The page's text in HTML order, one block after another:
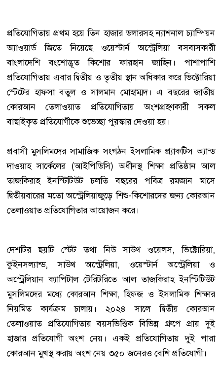
প্রতিযোগিতায় প্রথম হয়ে তিন হাজার ডলারসহ ন্যাশনাল চ্যাম্পিয়ন
অ্যাওয়ার্ড জিতে নিয়েছে ওয়েস্টার্ন অস্ট্রেলিয়া বসবাসকারী
বাংলাদেশি বংশোদ্ভূত কিশোর ফারহান জাহিন। পাশাপাশি
প্রতিযোগিতায় এবার দ্বিতীয় ও তৃতীয় স্থান অধিকার করে ভিক্টোরিয়া
স্টেটের হাফসা বতুল ও সালমান মোহাম্মদ। এ বছরের জাতীয়
কোরআন তেলাওয়াত প্রতিযোগিতায় অংশগ্রহণকারী সকল
বাছাইকৃত প্রতিযোগীকে শুভেচ্ছা পুরস্কার দেওয়া হয়।
প্রবাসী মুসলিমদের সামাজিক সংগঠন ইসলামিক প্র্যাকটিস অ্যান্ড
দাওয়াহ সার্কেলের (আইপিডিসি) অধীনস্থ শিক্ষা প্রতিষ্ঠান আল
তাজকিরাহ ইনস্টিটিউট চলতি বছরের পবিত্র রমজান মাসে
দ্বিতীয়বারের মতো অস্ট্রেলিয়াজুড়ে শিশু-কিশোরদের জন্য কোরআন
তেলাওয়াত প্রতিযোগিতার আয়োজন করে।
দেশটির ছয়টি স্টেট তথা নিউ সাউথ ওয়েলস, ভিক্টোরিয়া,
কুইনসল্যান্ড, সাউথ অস্ট্রেলিয়া, ওয়েস্টার্ন অস্ট্রেলিয়া ও
অস্ট্রেলিয়ান ক্যাপিটাল টেরিটরিতে আল তাজকিরাহ ইনস্টিটিউট
মুসলিমদের মধ্যে কোরআন শিক্ষা, হিফজ ও ইসলামিক শিক্ষার
নিয়মিত কার্যক্রম চালায়। ২০২৪ সালে দ্বিতীয় কোরআন
তেলাওয়াত প্রতিযোগিতায় বয়সভিত্তিক বিভিন্ন গ্রুপে প্রায় দুই
হাজার প্রতিযোগী অংশ নেয়। একই প্রতিযোগিতায় দুই পারা
কোরআন মুখস্থ করায় অংশ নেয় ৩৫০ জনেরও বেশি প্রতিযোগী।